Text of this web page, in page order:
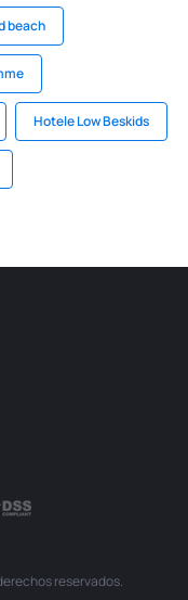
beach
Hotele Low Beskids
reservados.